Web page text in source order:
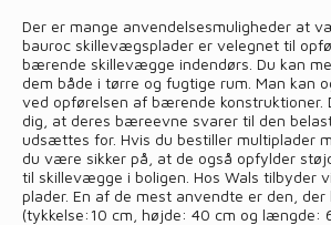
Der er mange anvendelsesmuligheder at
bauroc skillevægsplader er velegnet til
bærende skillevægge indendørs. Du kan
dem både i tørre og fugtige rum. Man kan
ved opførelsen af bærende konstruktioner.
dig, at deres bæreevne svarer til den
udsættes for. Hvis du bestiller multiplader
du være sikker på, at de også opfylder
til skillevægge i boligen. Hos Wals tilbyder
plader. En af de mest anvendte er den,
(tykkelse:10 cm, højde: 40 cm og længde: